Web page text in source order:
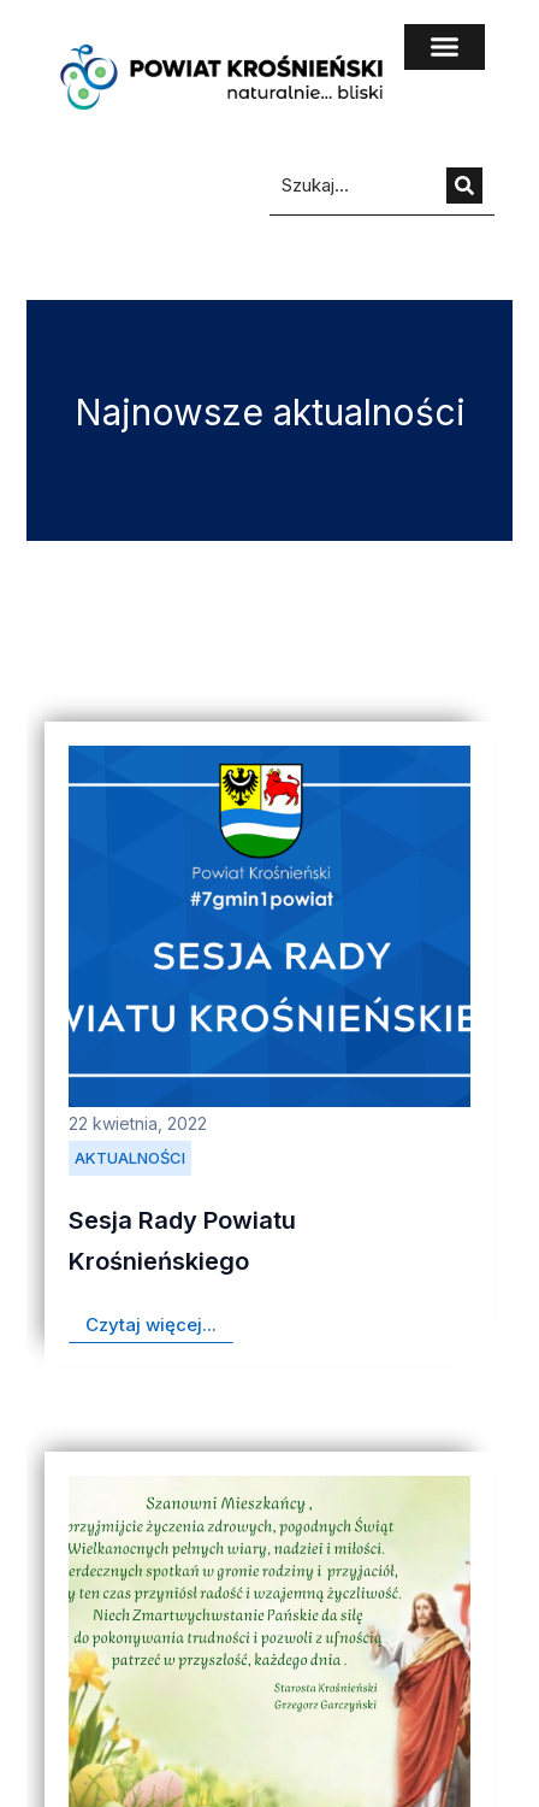
Najnowsze aktualności
AKTUALNOŚCI
22 kwietnia, 2022
Sesja Rady Powiatu
Krośnieńskiego
Czytaj więcej...